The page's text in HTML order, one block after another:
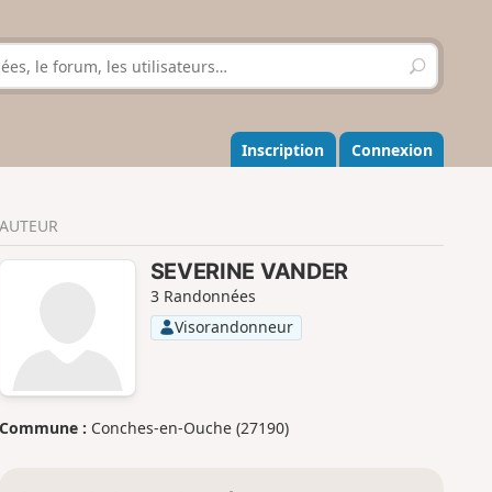
R
e
h
e
r
r
Inscription Connexion
AUTEUR
SEVERINE VANDER
3 Randonnées
Visorandonneur
Commune : Conches-en-Ouche (27190)